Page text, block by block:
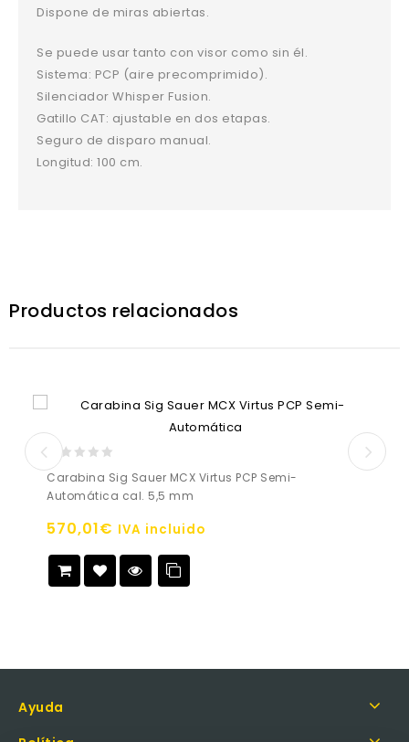
Dispone de miras abiertas.
Se puede usar tanto con visor como sin él.
Sistema: PCP (aire precomprimido).
Silenciador Whisper Fusion.
Gatillo CAT: ajustable en dos etapas.
Seguro de disparo manual.
Longitud: 100 cm.
Productos relacionados
0
out
of
Carabina Sig Sauer MCX Virtus PCP Semi-
Automática cal. 5,5 mm
570,01€ IVA incluido
Ayuda